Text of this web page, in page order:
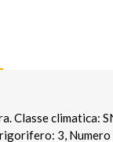
Classe climatica:
3,